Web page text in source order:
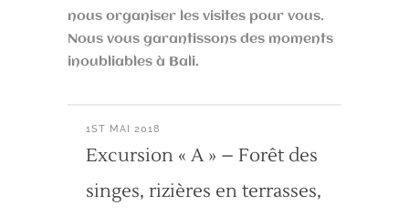
nous organiser les visites pour vous.
Nous vous garantissons des moments
inoubliables à Bali.
1ST MAI 2018
Excursion « A » – Forêt des
singes, rizières en terrasses,